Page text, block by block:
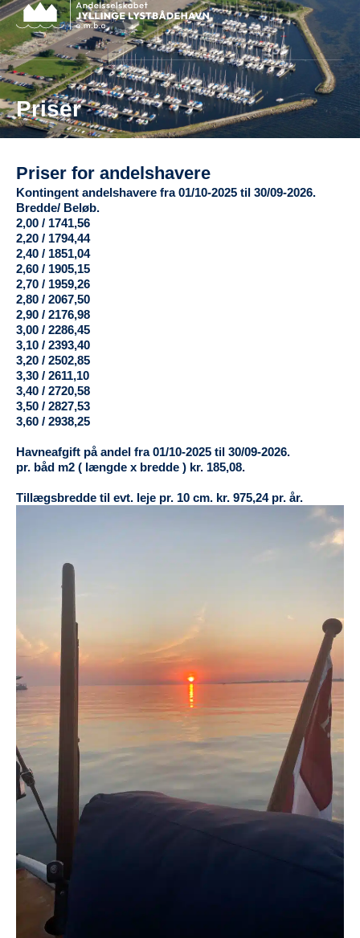
Priser
Priser for andelshavere
Kontingent andelshavere fra 01/10-2025 til 30/09-2026.
Bredde/ Beløb.
2,00 / 1741,56
2,20 / 1794,44
2,40 / 1851,04
2,60 / 1905,15
2,70 / 1959,26
2,80 / 2067,50
2,90 / 2176,98
3,00 / 2286,45
3,10 / 2393,40
3,20 / 2502,85
3,30 / 2611,10
3,40 / 2720,58
3,50 / 2827,53
3,60 / 2938,25
Havneafgift på andel fra 01/10-2025 til 30/09-2026.
pr. båd m2 ( længde x bredde ) kr. 185,08.
Tillægsbredde til evt. leje pr. 10 cm. kr. 975,24 pr. år.